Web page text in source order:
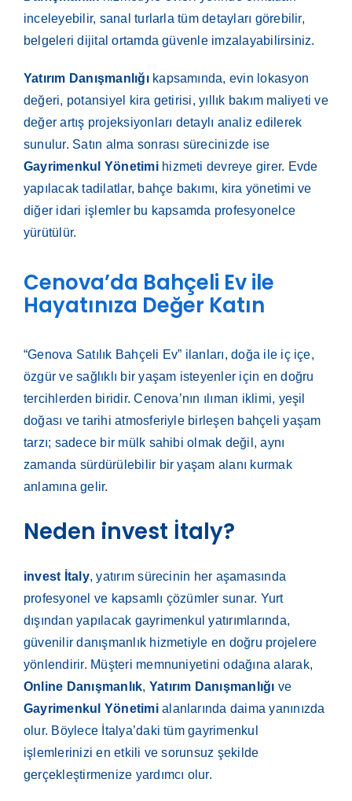
inceleyebilir, sanal turlarla tüm detayları görebilir,
belgeleri dijital ortamda güvenle imzalayabilirsiniz.
Yatırım Danışmanlığıkapsamında, evin lokasyon
değeri, potansiyel kira getirisi, yıllık bakım maliyeti ve
değer artış projeksiyonları detaylı analiz edilerek
sunulur. Satın alma sonrası sürecinizde ise
Gayrimenkul Yönetimihizmeti devreye girer. Evde
yapılacak tadilatlar, bahçe bakımı, kira yönetimi ve
diğer idari işlemler bu kapsamda profesyonelce
yürütülür.
Cenova’da Bahçeli Ev ile
Hayatınıza Değer Katın
“Genova Satılık Bahçeli Ev” ilanları, doğa ile iç içe,
özgür ve sağlıklı bir yaşam isteyenler için en doğru
tercihlerden biridir. Cenova’nın ılıman iklimi, yeşil
doğası ve tarihi atmosferiyle birleşen bahçeli yaşam
tarzı; sadece bir mülk sahibi olmak değil, aynı
zamanda sürdürülebilir bir yaşam alanı kurmak
anlamına gelir.
Neden invest İtaly?
invest İtaly, yatırım sürecinin her aşamasında
profesyonel ve kapsamlı çözümler sunar. Yurt
dışından yapılacak gayrimenkul yatırımlarında,
güvenilir danışmanlık hizmetiyle en doğru projelere
yönlendirir. Müşteri memnuniyetini odağına alarak,
Online Danışmanlık, Yatırım Danışmanlığı ve
Gayrimenkul Yönetimialanlarında daima yanınızda
olur. Böylece İtalya’daki tüm gayrimenkul
işlemlerinizi en etkili ve sorunsuz şekilde
gerçekleştirmenize yardımcı olur.